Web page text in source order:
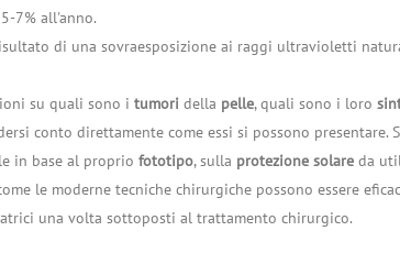
7% all'anno.
di una sovraesposizione ai raggi ultravioletti
su quali sono i tumori della pelle, quali sono i loro
conto direttamente come essi si possono presentare.
in base al proprio fototipo, sulla protezione solare da
le moderne tecniche chirurgiche possono essere
una volta sottoposti al trattamento chirurgico.